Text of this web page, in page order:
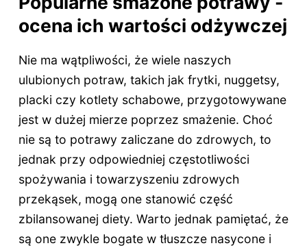
ocena ich wartości odżywczej
Nie ma wątpliwości, że wiele naszych
ulubionych potraw, takich jak frytki, nuggetsy,
placki czy kotlety schabowe, przygotowywane
jest w dużej mierze poprzez smażenie. Choć
nie są to potrawy zaliczane do zdrowych, to
jednak przy odpowiedniej częstotliwości
spożywania i towarzyszeniu zdrowych
przekąsek, mogą one stanowić część
zbilansowanej diety. Warto jednak pamiętać, że
są one zwykle bogate w tłuszcze nasycone i